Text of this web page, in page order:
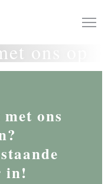
ons op
ons
in!